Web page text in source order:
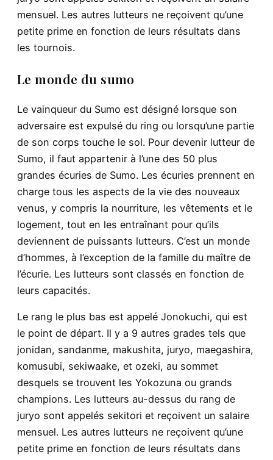
mensuel. Les autres lutteurs ne reçoivent qu’une
petite prime en fonction de leurs résultats dans
les tournois.
Le monde du sumo
Le vainqueur du Sumo est désigné lorsque son
adversaire est expulsé du ring ou lorsqu’une partie
de son corps touche le sol. Pour devenir lutteur de
Sumo, il faut appartenir à l’une des 50 plus
grandes écuries de Sumo. Les écuries prennent en
charge tous les aspects de la vie des nouveaux
venus, y compris la nourriture, les vêtements et le
logement, tout en les entraînant pour qu’ils
deviennent de puissants lutteurs. C’est un monde
d’hommes, à l’exception de la famille du maître de
l’écurie. Les lutteurs sont classés en fonction de
leurs capacités.
Le rang le plus bas est appelé Jonokuchi, qui est
le point de départ. Il y a 9 autres grades tels que
jonidan, sandanme, makushita, juryo, maegashira,
komusubi, sekiwaake, et ozeki, au sommet
desquels se trouvent les Yokozuna ou grands
champions. Les lutteurs au-dessus du rang de
juryo sont appelés sekitori et reçoivent un salaire
mensuel. Les autres lutteurs ne reçoivent qu’une
petite prime en fonction de leurs résultats dans